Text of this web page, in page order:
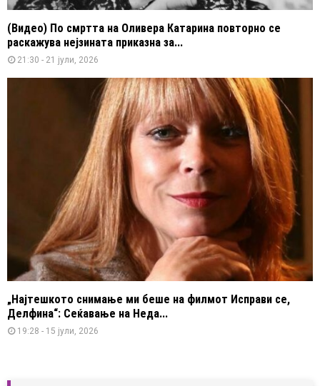
(Видео) По смртта на Оливера Катарина повторно се
раскажува нејзината приказна за...
21:30 - 21 јули, 2026
„Најтешкото снимање ми беше на филмот Исправи се,
Делфина“: Сеќавање на Неда...
19:28 - 15 јули, 2026